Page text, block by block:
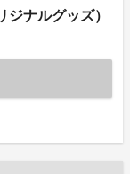
ナルグッズ）